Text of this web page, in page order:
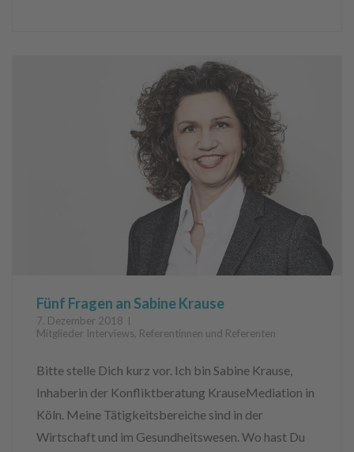
Fünf Fragen an Sabine Krause
7. Dezember 2018
Mitglieder Interviews, Referentinnen und Referenten
Bitte stelle Dich kurz vor. Ich bin Sabine Krause,
Inhaberin der Konfliktberatung KrauseMediation in
Köln. Meine Tätigkeitsbereiche sind in der
Wirtschaft und im Gesundheitswesen. Wo hast Du